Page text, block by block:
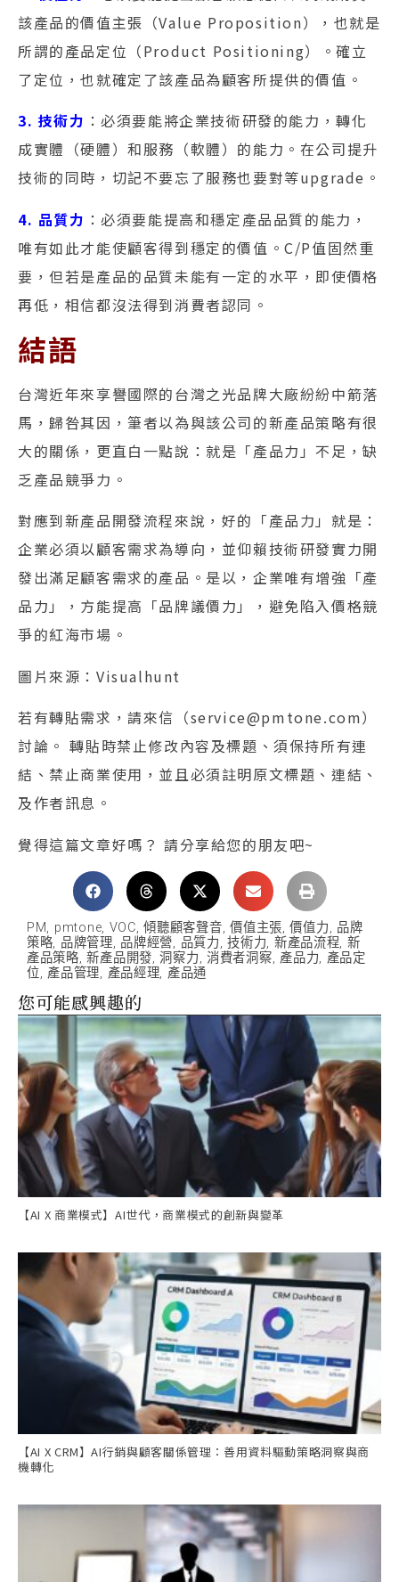
該產品的價值主張（Value Proposition），也就是
所謂的產品定位（Product Positioning）。確立
了定位，也就確定了該產品為顧客所提供的價值。
3. 技術力 ：必須要能將企業技術研發的能力，轉化
成實體（硬體）和服務（軟體）的能力。在公司提升
技術的同時，切記不要忘了服務也要對等upgrade。
4. 品質力 ：必須要能提高和穩定產品品質的能力，
唯有如此才能使顧客得到穩定的價值。C/P值固然重
要，但若是產品的品質未能有一定的水平，即使價格
再低，相信都沒法得到消費者認同。
結語
台灣近年來享譽國際的台灣之光品牌大廠紛紛中箭落
馬，歸咎其因，筆者以為與該公司的新產品策略有很
大的關係，更直白一點說：就是「產品力」不足，缺
乏產品競爭力。
對應到新產品開發流程來說，好的「產品力」就是：
企業必須以顧客需求為導向，並仰賴技術研發實力開
發出滿足顧客需求的產品。是以，企業唯有增強「產
品力」，方能提高「品牌議價力」，避免陷入價格競
爭的紅海市場。
圖片來源：Visualhunt
若有轉貼需求，請來信（service@pmtone.com）
討論。 轉貼時禁止修改內容及標題、須保持所有連
結、禁止商業使用，並且必須註明原文標題、連結、
及作者訊息。
覺得這篇文章好嗎？ 請分享給您的朋友吧~
PM, pmtone, VOC,傾聽顧客聲音,價值主張,價值力, 品牌
策略, 品牌管理, 品牌經營, 品質力,技術力, 新產品流程, 新
產品策略,新產品開發,洞察力,消費者洞察, 產品力, 產品定
位, 產品管理, 產品經理, 產品通
您可能感興趣的
【AI X 商業模式】AI世代，商業模式的創新與變革
【AI X CRM】AI行銷與顧客關係管理：善用資料驅動策略洞察與商
機轉化